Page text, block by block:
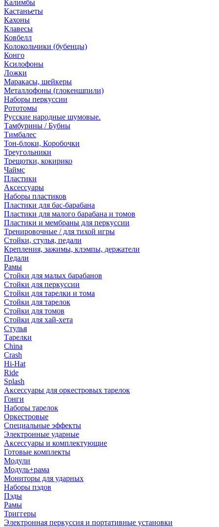
Калимбы
Кастаньеты
Кахоны
Клавесы
Ковбелл
Колокольчики (бубенцы)
Конго
Ксилофоны
Ложки
Маракасы, шейкеры
Металлофоны (глокеншпили)
Наборы перкуссии
Рототомы
Русские народные шумовые.
Тамбурины / Бубны
Тимбалес
Тон-блоки, Коробочки
Треугольники
Трещотки, кокирико
Чаймс
Пластики
Аксессуары
Наборы пластиков
Пластики для бас-барабана
Пластики для малого барабана и томов
Пластики и мембраны для перкуссии
Тренировочные / для тихой игры
Стойки, стулья, педали
Крепления, зажимы, клэмпы, держатели
Педали
Рамы
Стойки для малых барабанов
Стойки для перкуссии
Стойки для тарелки и тома
Стойки для тарелок
Стойки для томов
Стойки для хай-хета
Стулья
Тарелки
China
Crash
Hi-Hat
Ride
Splash
Аксессуары для оркестровых тарелок
Гонги
Наборы тарелок
Оркестровые
Специальные эффекты
Электронные ударные
Аксессуары и комплектующие
Готовые комплекты
Модули
Модуль+рама
Мониторы для ударных
Наборы пэдов
Пэды
Рамы
Триггеры
Электронная перкуссия и портативные установки